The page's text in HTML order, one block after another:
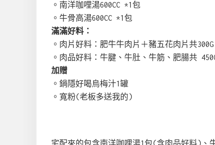
。南洋咖哩湯600CC *1包
。牛骨高湯600CC *1包
滿滿好料：
。肉片好料：肥牛牛肉片＋豬五花肉片共300G
。肉品好料：牛腱、牛肚、牛筋、肥腸共
加贈
。鍋隱好喝烏梅汁1罐
。寬粉(老板多送我的)
宅配來的包含南洋咖哩湯1包(含肉品好料)、